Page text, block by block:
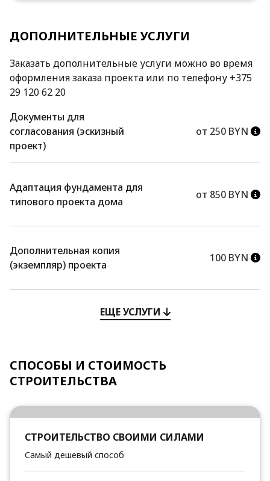
ДОПОЛНИТЕЛЬНЫЕ УСЛУГИ
Заказать дополнительные услуги можно во время
оформления заказа проекта или по телефону +375
29 120 62 20
Документы для
согласования (эскизный
проект)
от 250 BYN
Адаптация фундамента для
типового проекта дома
от 850 BYN
Дополнительная копия
(экземпляр) проекта
100 BYN
ЕЩЕ УСЛУГИ
СПОСОБЫ И СТОИМОСТЬ
СТРОИТЕЛЬСТВА
СТРОИТЕЛЬСТВО СВОИМИ СИЛАМИ
Самый дешевый способ